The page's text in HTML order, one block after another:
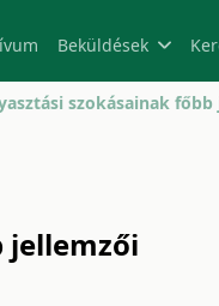
Beküldések
jellemzői